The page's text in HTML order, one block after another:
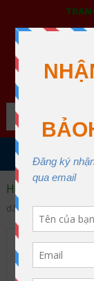
BẢO
MENU
Home
dài 6 mét